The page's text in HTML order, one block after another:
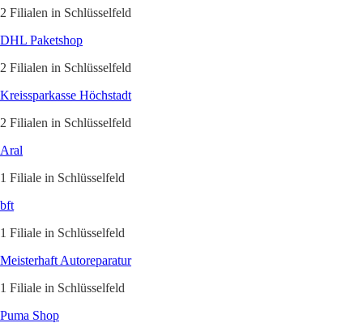
2 Filialen in Schlüsselfeld
DHL Paketshop
2 Filialen in Schlüsselfeld
Kreissparkasse Höchstadt
2 Filialen in Schlüsselfeld
Aral
1 Filiale in Schlüsselfeld
bft
1 Filiale in Schlüsselfeld
Meisterhaft Autoreparatur
1 Filiale in Schlüsselfeld
Puma Shop